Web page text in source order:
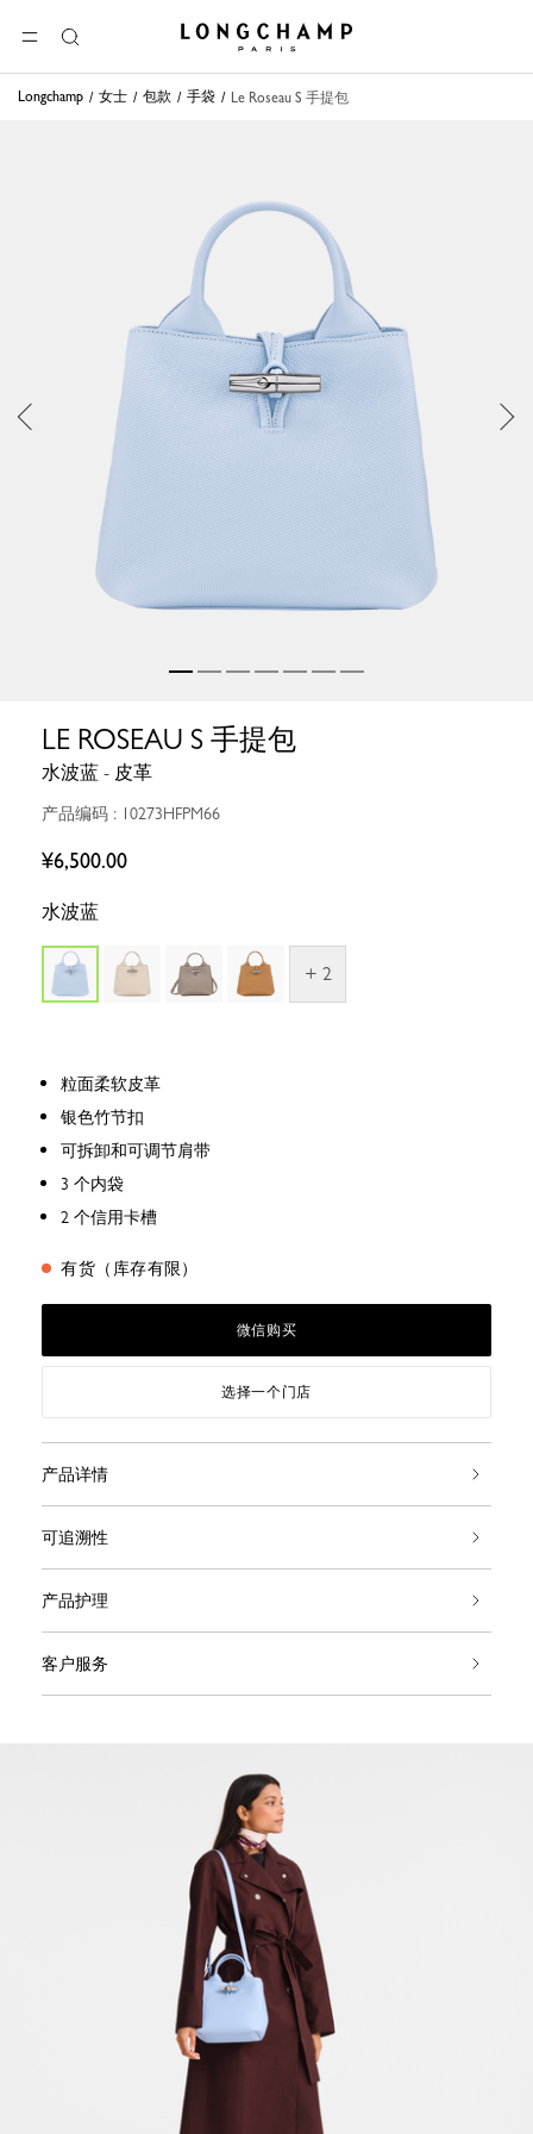
选单
搜
索
Longchamp - 主页
Longchamp 女士 包款 手袋 Le Roseau S 手提包
LE ROSEAU S 手提包
水波蓝 - 皮革
产品编码 : 10273HFPM66
¥6,500.00
水波蓝
+ 2
粒面柔软皮革
银色竹节扣
可拆卸和可调节肩带
3 个内袋
2 个信用卡槽
有货（库存有限）
微信购买
选择一个门店
产品详情
可追溯性
产品护理
客户服务